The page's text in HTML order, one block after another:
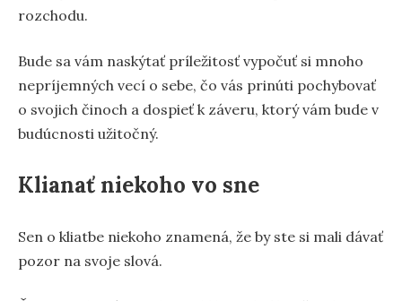
rozchodu.
Bude sa vám naskýtať príležitosť vypočuť si mnoho
nepríjemných vecí o sebe, čo vás prinúti pochybovať
o svojich činoch a dospieť k záveru, ktorý vám bude v
budúcnosti užitočný.
Klianať niekoho vo sne
Sen o kliatbe niekoho znamená, že by ste si mali dávať
pozor na svoje slová.